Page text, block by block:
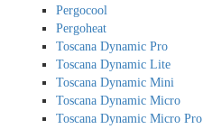
Pergocool
Pergoheat
Toscana Dynamic Pro
Toscana Dynamic Lite
Toscana Dynamic Mini
Toscana Dynamic Micro
Toscana Dynamic Micro Pro